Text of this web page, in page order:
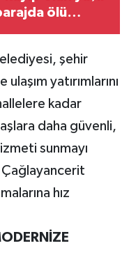
ölü
şehir
yatırımlarını
kadar
daha güvenli,
sunmayı
hız